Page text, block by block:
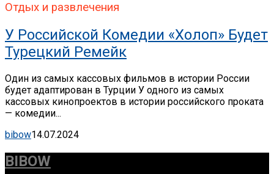
Отдых и развлечения
У Российской Комедии «Холоп» Будет
Турецкий Ремейк
Один из самых кассовых фильмов в истории России
будет адаптирован в Турции У одного из самых
кассовых кинопроектов в истории российского проката
— комедии...
bibow14.07.2024
BIBOW